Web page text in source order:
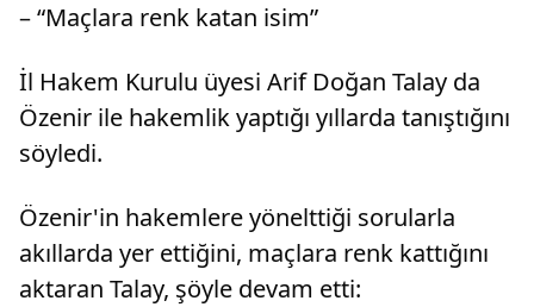
– “Maçlara renk katan isim”
İl Hakem Kurulu üyesi Arif Doğan Talay da
Özenir ile hakemlik yaptığı yıllarda tanıştığını
söyledi.
Özenir'in hakemlere yönelttiği sorularla
akıllarda yer ettiğini, maçlara renk kattığını
aktaran Talay, şöyle devam etti: